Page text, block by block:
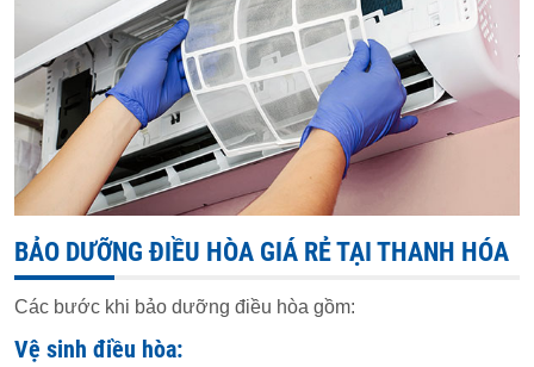
BẢO DƯỠNG ĐIỀU HÒA GIÁ RẺ TẠI THANH HÓA
Các bước khi bảo dưỡng điều hòa gồm:
Vệ sinh điều hòa: